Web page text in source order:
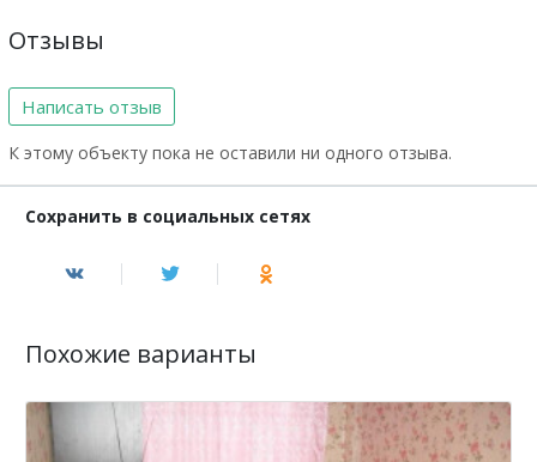
Отзывы
Написать отзыв
К этому объекту пока не оставили ни одного отзыва.
Сохранить в социальных сетях
Похожие варианты